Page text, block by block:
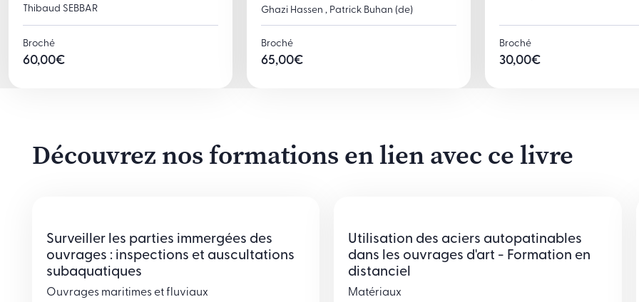
Thibaud SEBBAR
Broché
60,00€
Ghazi Hassen , Patrick Buhan (de)
Broché
65,00€
Broché
30,00€
Découvrez nos formations en lien avec ce livre
Surveiller les parties immergées des
ouvrages : inspections et auscultations
subaquatiques
Ouvrages maritimes et fluviaux
Utilisation des aciers autopatinables
dans les ouvrages d'art - Formation en
distanciel
Matériaux